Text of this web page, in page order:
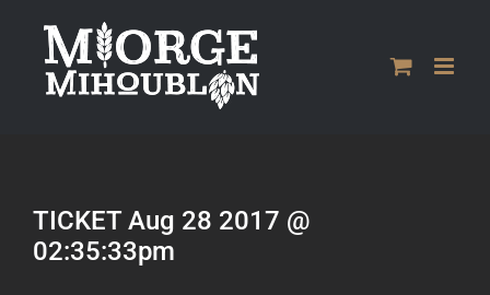
contenu
TICKET Aug 28 2017 @
02:35:33pm